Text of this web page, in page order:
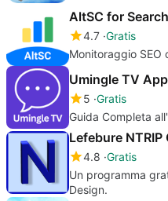
AltSC for
4.7 Gratis
Monitoraggio SEO
Umingle TV
5 Gratis
Guida Completa
Lefebure NTRIP
4.8 Gratis
Un programma
Design.